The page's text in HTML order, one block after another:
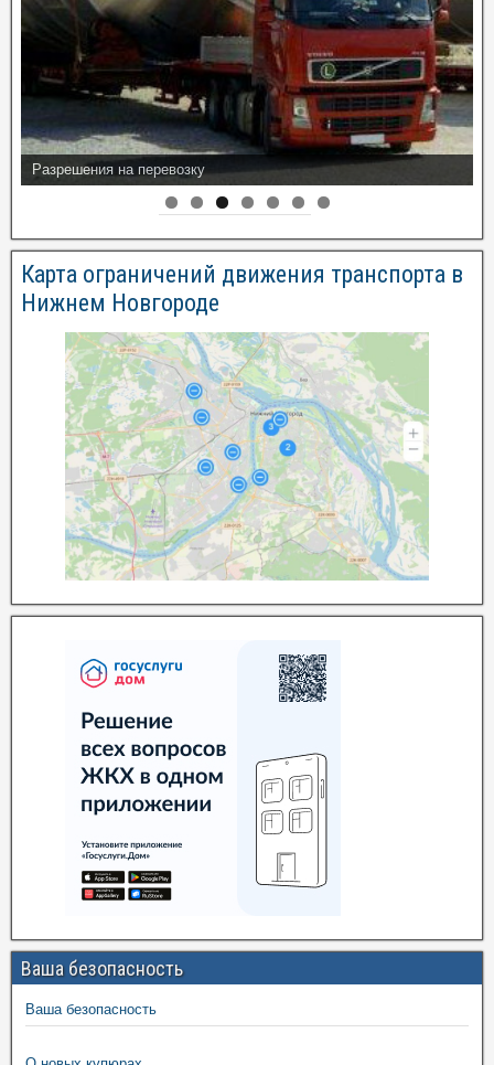
Разрешения на перевозку
Карта ограничений движения транспорта в
Нижнем Новгороде
Ваша безопасность
Ваша безопасность